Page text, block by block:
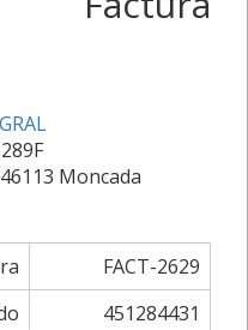
Moncada
FACT-2629
451284431